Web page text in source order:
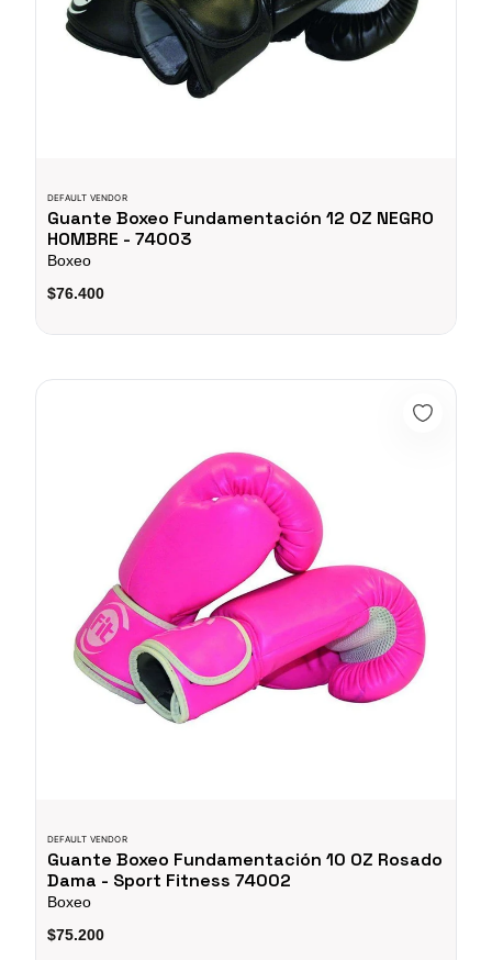
DEFAULT VENDOR
Guante Boxeo Fundamentación 12 OZ NEGRO
HOMBRE - 74003
Boxeo
$76.400
Guante Boxeo Fundamentación 10 OZ Rosado Dama - Sport
DEFAULT VENDOR
Guante Boxeo Fundamentación 10 OZ Rosado
Dama - Sport Fitness 74002
Boxeo
$75.200